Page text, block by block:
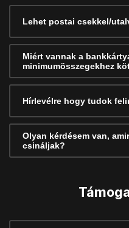
Lehet postai csekkel/
Miért vannak a
minimumösszegekhez
Hírlevélre hogy tudok
Olyan kérdésem van,
csináljak?